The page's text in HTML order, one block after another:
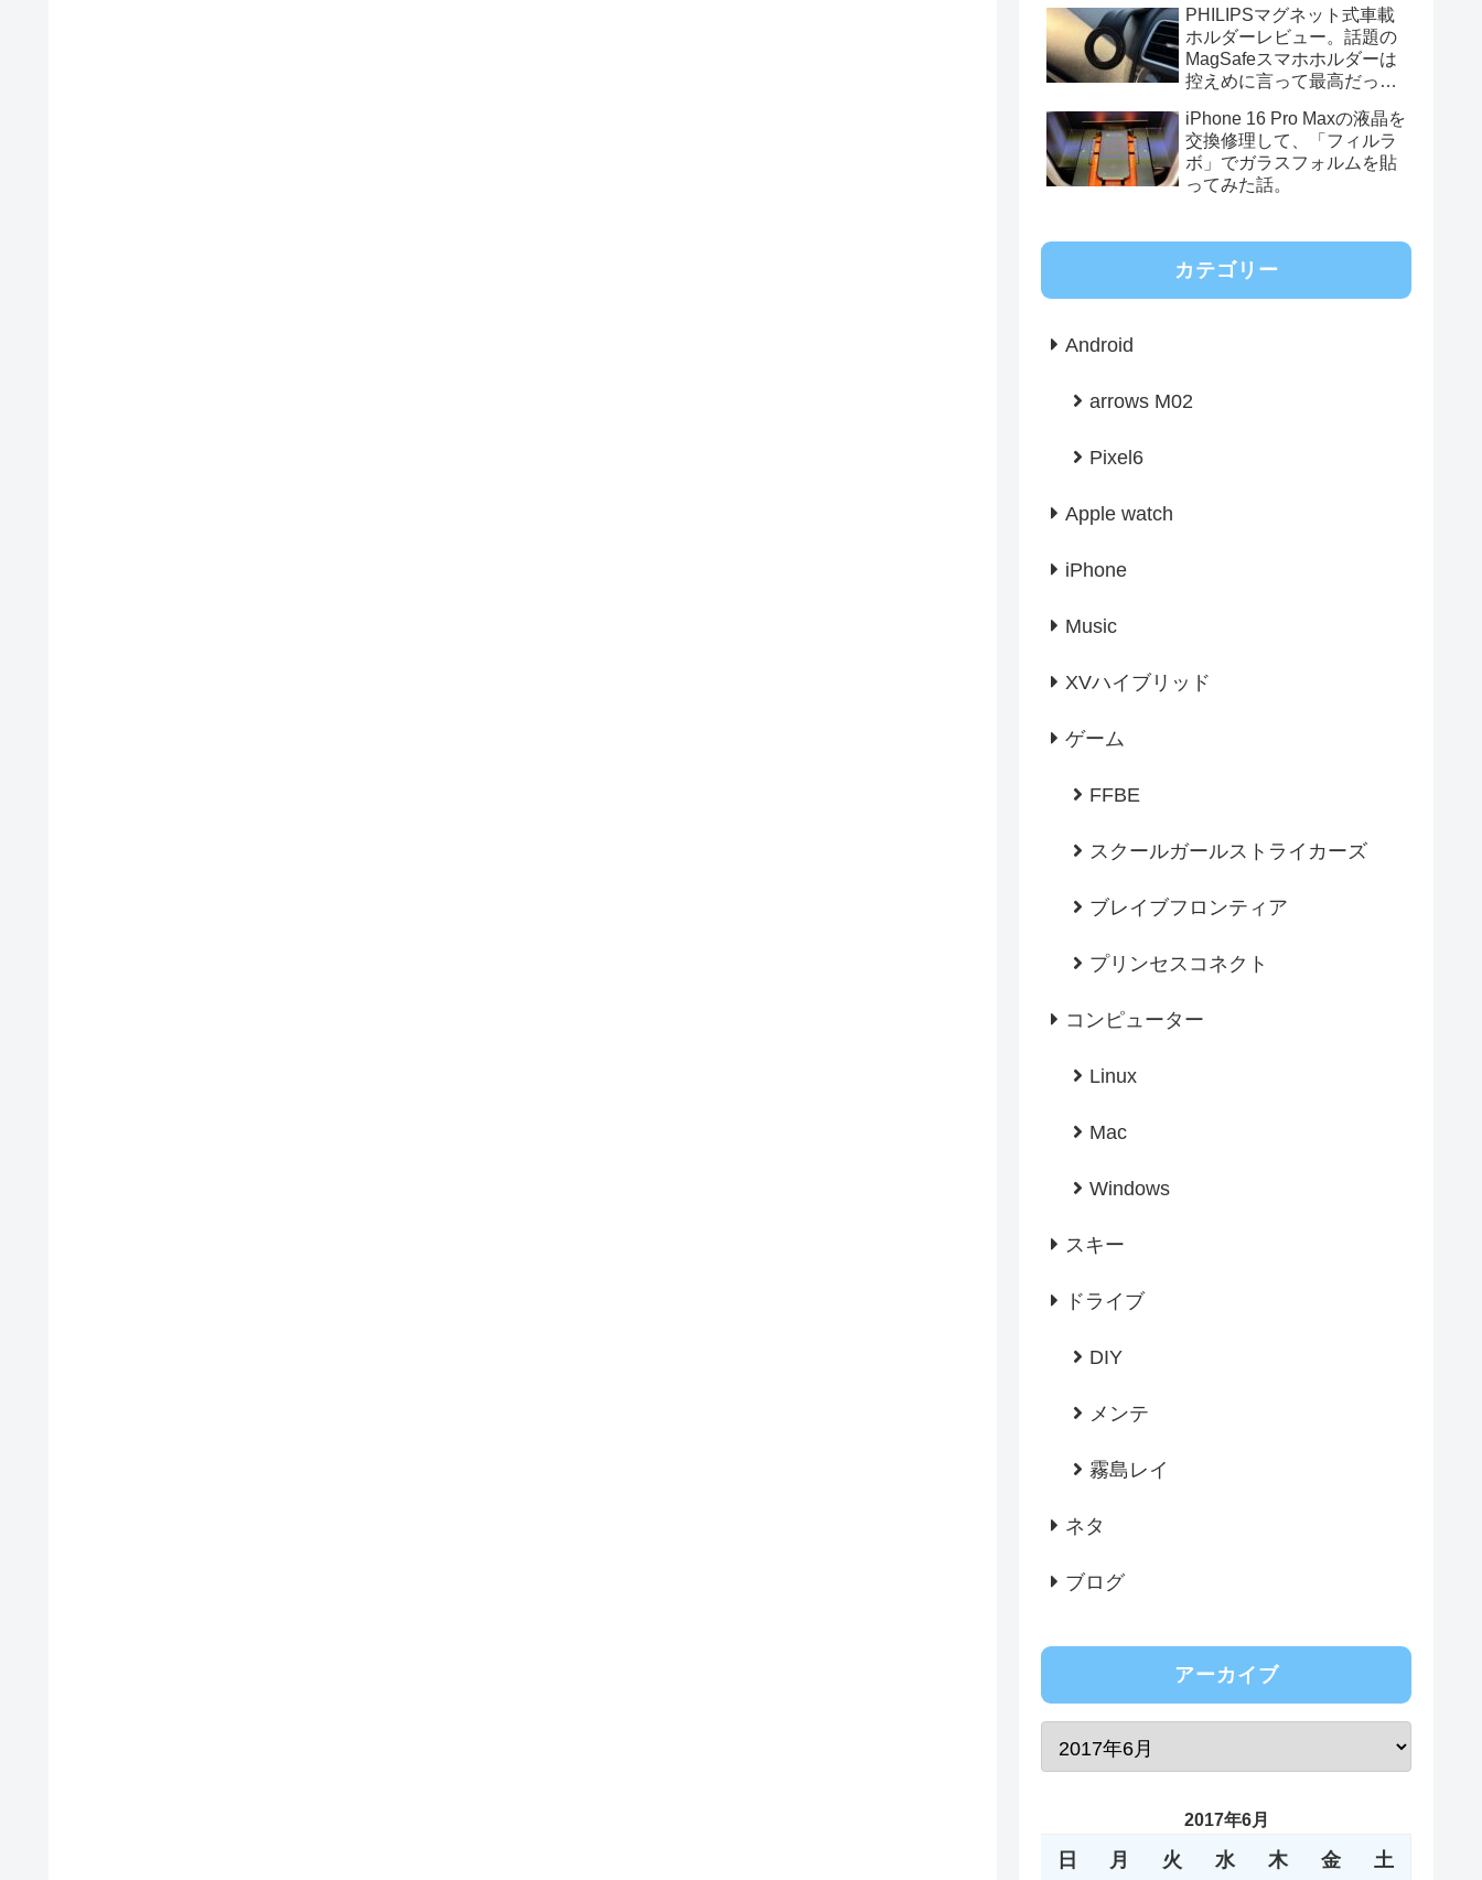
PHILIPSマグネット式車載
ホルダーレビュー。話題の
MagSafeスマホホルダーは
控えめに言って最高だっ
iPhone 16 Pro Maxの液晶を
交換修理して、「フィルラ
ボ」でガラスフォルムを貼
ってみた話。
カテゴリー
Android
arrows M02
Pixel6
Apple watch
iPhone
Music
XVハイブリッド
ゲーム
FFBE
スクールガールストライカーズ
ブレイブフロンティア
プリンセスコネクト
コンピューター
Linux
Mac
Windows
スキー
ドライブ
DIY
メンテ
霧島レイ
ネタ
ブログ
アーカイブ
2017年6月
日 月 火 水 木 金 土